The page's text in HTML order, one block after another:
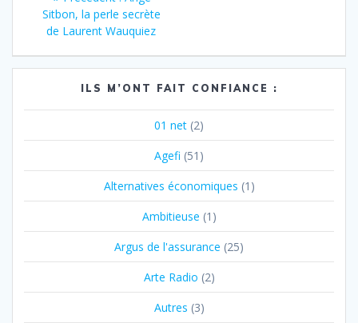
l’article
précédent
:
Sitbon, la perle secrète
de Laurent Wauquiez
ILS M’ONT FAIT CONFIANCE :
01 net (2)
Agefi (51)
Alternatives économiques (1)
Ambitieuse (1)
Argus de l'assurance (25)
Arte Radio (2)
Autres (3)